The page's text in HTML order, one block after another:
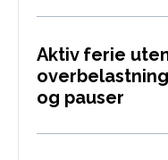
Aktiv ferie
og pauser